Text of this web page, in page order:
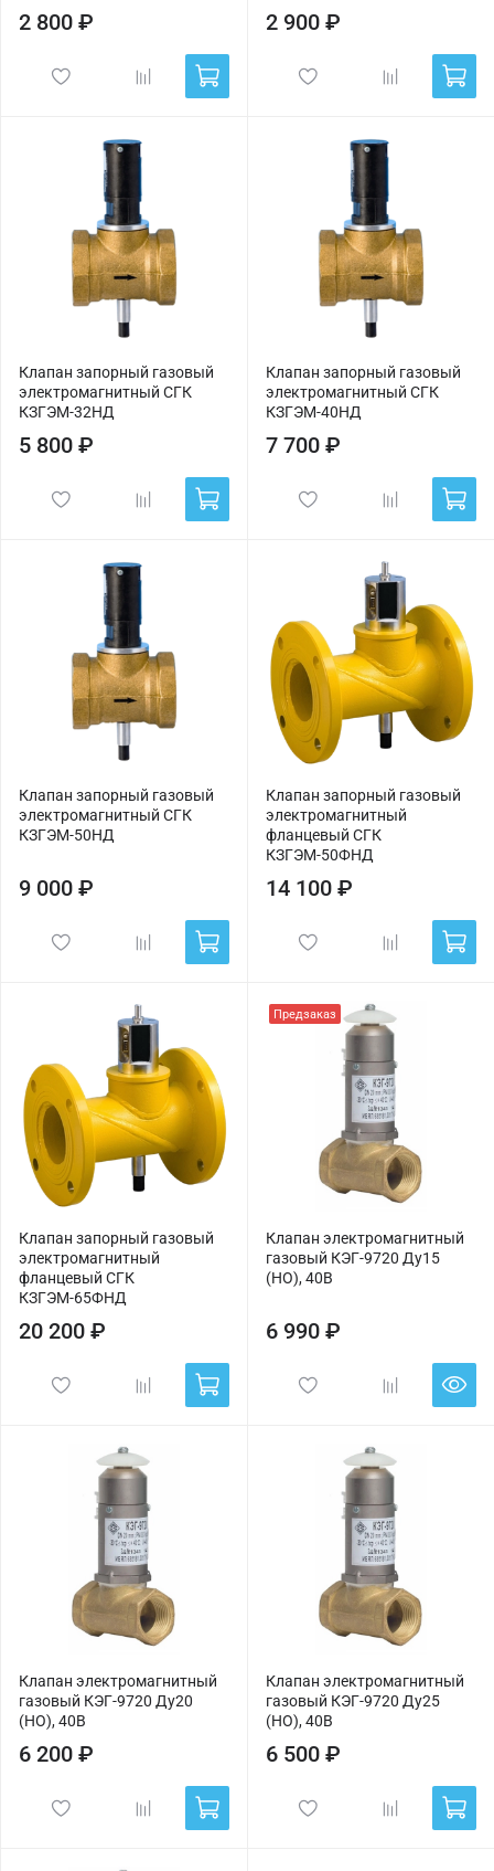
2 800 ₽ 2 900 ₽
Клапан запорный газовый
электромагнитный СГК
КЗГЭМ-32НД
5 800 ₽
Клапан запорный газовый
электромагнитный СГК
КЗГЭМ-40НД
7 700 ₽
Клапан запорный газовый
электромагнитный СГК
КЗГЭМ-50НД
9 000 ₽
Клапан запорный газовый
электромагнитный
фланцевый СГК
КЗГЭМ-50ФНД
14 100 ₽
Клапан запорный газовый
электромагнитный
фланцевый СГК
КЗГЭМ-65ФНД
20 200 ₽
Предзаказ
Клапан электромагнитный
газовый КЭГ-9720 Ду15
(НО), 40В
6 990 ₽
Клапан электромагнитный
газовый КЭГ-9720 Ду20
(НО), 40В
6 200 ₽
Клапан электромагнитный
газовый КЭГ-9720 Ду25
(НО), 40В
6 500 ₽